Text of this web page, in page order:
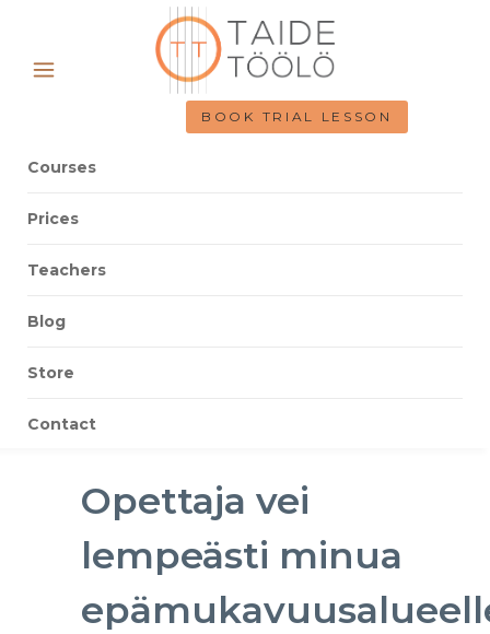
BOOK TRIAL LESSON
Courses
Prices
Teachers
Blog
Store
Contact
Opettaja vei
lempeästi minua